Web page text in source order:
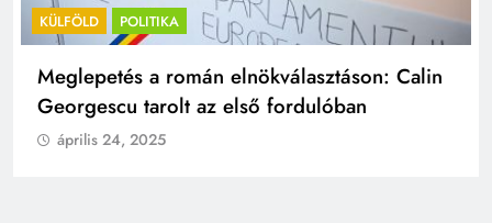
KÜLFÖLD POLITIKA
Beszéltek-e? A Kreml tagadja a Putyin és
Trump közötti telefonbeszélgetésről szóló
híreket